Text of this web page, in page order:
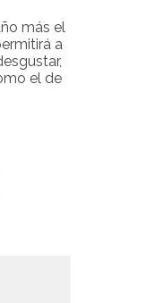
más el
a
el de